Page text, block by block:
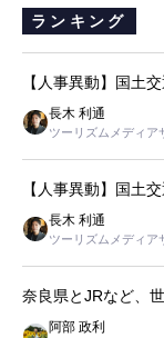
ランキング
【人事異動】国土
長木 利通
ツーリズムメディア
【人事異動】国土
長木 利通
ツーリズムメディア
奈良県とJRなど、
阿部 政利